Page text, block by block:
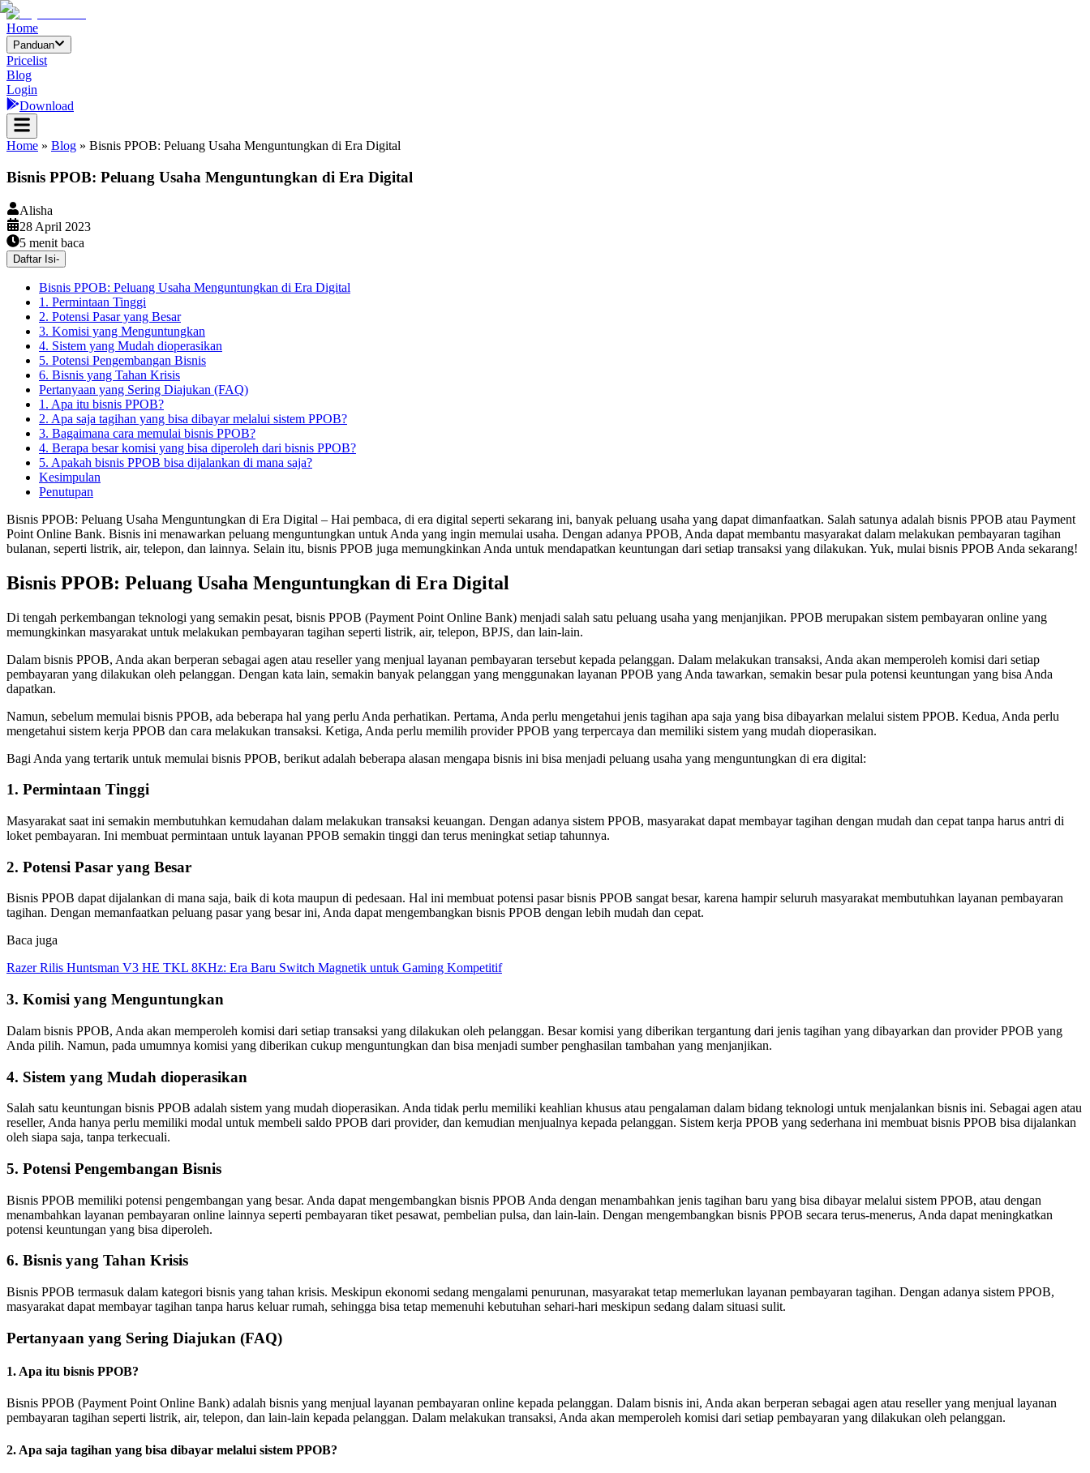
Home
Panduan
Pricelist
Blog
Login
Download
Home » Blog » Bisnis PPOB: Peluang Usaha Menguntungkan di Era Digital
Bisnis PPOB: Peluang Usaha Menguntungkan di Era Digital
Alisha
28 April 2023
5 menit baca
Daftar Isi-
Bisnis PPOB: Peluang Usaha Menguntungkan di Era Digital
1. Permintaan Tinggi
2. Potensi Pasar yang Besar
3. Komisi yang Menguntungkan
4. Sistem yang Mudah dioperasikan
5. Potensi Pengembangan Bisnis
6. Bisnis yang Tahan Krisis
Pertanyaan yang Sering Diajukan (FAQ)
1. Apa itu bisnis PPOB?
2. Apa saja tagihan yang bisa dibayar melalui sistem PPOB?
3. Bagaimana cara memulai bisnis PPOB?
4. Berapa besar komisi yang bisa diperoleh dari bisnis PPOB?
5. Apakah bisnis PPOB bisa dijalankan di mana saja?
Kesimpulan
Penutupan
Bisnis PPOB: Peluang Usaha Menguntungkan di Era Digital – Hai pembaca, di era digital seperti sekarang ini, banyak peluang usaha yang dapat dimanfaatkan. Salah satunya adalah bisnis PPOB atau Payment
Point Online Bank. Bisnis ini menawarkan peluang menguntungkan untuk Anda yang ingin memulai usaha. Dengan adanya PPOB, Anda dapat membantu masyarakat dalam melakukan pembayaran tagihan
bulanan, seperti listrik, air, telepon, dan lainnya. Selain itu, bisnis PPOB juga memungkinkan Anda untuk mendapatkan keuntungan dari setiap transaksi yang dilakukan. Yuk, mulai bisnis PPOB Anda sekarang!
Bisnis PPOB: Peluang Usaha Menguntungkan di Era Digital
Di tengah perkembangan teknologi yang semakin pesat, bisnis PPOB (Payment Point Online Bank) menjadi salah satu peluang usaha yang menjanjikan. PPOB merupakan sistem pembayaran online yang
memungkinkan masyarakat untuk melakukan pembayaran tagihan seperti listrik, air, telepon, BPJS, dan lain-lain.
Dalam bisnis PPOB, Anda akan berperan sebagai agen atau reseller yang menjual layanan pembayaran tersebut kepada pelanggan. Dalam melakukan transaksi, Anda akan memperoleh komisi dari setiap
pembayaran yang dilakukan oleh pelanggan. Dengan kata lain, semakin banyak pelanggan yang menggunakan layanan PPOB yang Anda tawarkan, semakin besar pula potensi keuntungan yang bisa Anda
dapatkan.
Namun, sebelum memulai bisnis PPOB, ada beberapa hal yang perlu Anda perhatikan. Pertama, Anda perlu mengetahui jenis tagihan apa saja yang bisa dibayarkan melalui sistem PPOB. Kedua, Anda perlu
mengetahui sistem kerja PPOB dan cara melakukan transaksi. Ketiga, Anda perlu memilih provider PPOB yang terpercaya dan memiliki sistem yang mudah dioperasikan.
Bagi Anda yang tertarik untuk memulai bisnis PPOB, berikut adalah beberapa alasan mengapa bisnis ini bisa menjadi peluang usaha yang menguntungkan di era digital:
1. Permintaan Tinggi
Masyarakat saat ini semakin membutuhkan kemudahan dalam melakukan transaksi keuangan. Dengan adanya sistem PPOB, masyarakat dapat membayar tagihan dengan mudah dan cepat tanpa harus antri di
loket pembayaran. Ini membuat permintaan untuk layanan PPOB semakin tinggi dan terus meningkat setiap tahunnya.
2. Potensi Pasar yang Besar
Bisnis PPOB dapat dijalankan di mana saja, baik di kota maupun di pedesaan. Hal ini membuat potensi pasar bisnis PPOB sangat besar, karena hampir seluruh masyarakat membutuhkan layanan pembayaran
tagihan. Dengan memanfaatkan peluang pasar yang besar ini, Anda dapat mengembangkan bisnis PPOB dengan lebih mudah dan cepat.
Baca juga
Razer Rilis Huntsman V3 HE TKL 8KHz: Era Baru Switch Magnetik untuk Gaming Kompetitif
3. Komisi yang Menguntungkan
Dalam bisnis PPOB, Anda akan memperoleh komisi dari setiap transaksi yang dilakukan oleh pelanggan. Besar komisi yang diberikan tergantung dari jenis tagihan yang dibayarkan dan provider PPOB yang
Anda pilih. Namun, pada umumnya komisi yang diberikan cukup menguntungkan dan bisa menjadi sumber penghasilan tambahan yang menjanjikan.
4. Sistem yang Mudah dioperasikan
Salah satu keuntungan bisnis PPOB adalah sistem yang mudah dioperasikan. Anda tidak perlu memiliki keahlian khusus atau pengalaman dalam bidang teknologi untuk menjalankan bisnis ini. Sebagai agen atau
reseller, Anda hanya perlu memiliki modal untuk membeli saldo PPOB dari provider, dan kemudian menjualnya kepada pelanggan. Sistem kerja PPOB yang sederhana ini membuat bisnis PPOB bisa dijalankan
oleh siapa saja, tanpa terkecuali.
5. Potensi Pengembangan Bisnis
Bisnis PPOB memiliki potensi pengembangan yang besar. Anda dapat mengembangkan bisnis PPOB Anda dengan menambahkan jenis tagihan baru yang bisa dibayar melalui sistem PPOB, atau dengan
menambahkan layanan pembayaran online lainnya seperti pembayaran tiket pesawat, pembelian pulsa, dan lain-lain. Dengan mengembangkan bisnis PPOB secara terus-menerus, Anda dapat meningkatkan
potensi keuntungan yang bisa diperoleh.
6. Bisnis yang Tahan Krisis
Bisnis PPOB termasuk dalam kategori bisnis yang tahan krisis. Meskipun ekonomi sedang mengalami penurunan, masyarakat tetap memerlukan layanan pembayaran tagihan. Dengan adanya sistem PPOB,
masyarakat dapat membayar tagihan tanpa harus keluar rumah, sehingga bisa tetap memenuhi kebutuhan sehari-hari meskipun sedang dalam situasi sulit.
Pertanyaan yang Sering Diajukan (FAQ)
1. Apa itu bisnis PPOB?
Bisnis PPOB (Payment Point Online Bank) adalah bisnis yang menjual layanan pembayaran online kepada pelanggan. Dalam bisnis ini, Anda akan berperan sebagai agen atau reseller yang menjual layanan
pembayaran tagihan seperti listrik, air, telepon, dan lain-lain kepada pelanggan. Dalam melakukan transaksi, Anda akan memperoleh komisi dari setiap pembayaran yang dilakukan oleh pelanggan.
2. Apa saja tagihan yang bisa dibayar melalui sistem PPOB?